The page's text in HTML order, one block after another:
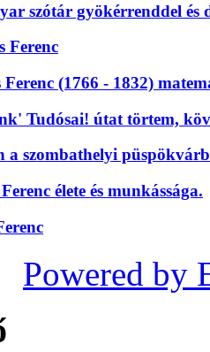
szótár gyökérrenddel és
Ferenc
(1766 - 1832)
Tudósai! útat törtem,
szombathelyi
élete és munkássága.
Powered by